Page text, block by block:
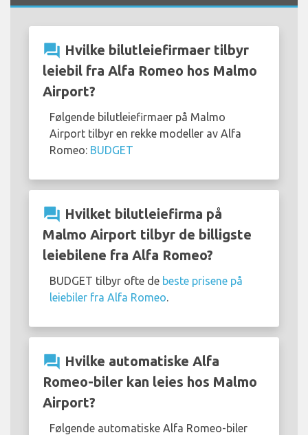
question_answer Hvilke bilutleiefirmaer tilbyr
leiebil fra Alfa Romeo hos Malmo
Airport?
Følgende bilutleiefirmaer på Malmo
Airport tilbyr en rekke modeller av Alfa
Romeo: BUDGET
question_answer Hvilket bilutleiefirma på
Malmo Airport tilbyr de billigste
leiebilene fra Alfa Romeo?
BUDGET tilbyr ofte de beste prisene på
leiebiler fra Alfa Romeo
question_answer Hvilke automatiske Alfa
Romeo-biler kan leies hos Malmo
Airport?
Følgende automatiske Alfa Romeo-biler